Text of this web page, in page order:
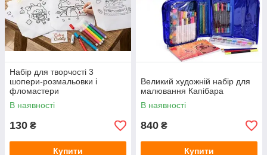
Набір для творчості 3
шопери-розмальовки і
фломастери
В наявності
130 ₴
Купити
Великий художній набір для
малювання Капібара
В наявності
840 ₴
Купити